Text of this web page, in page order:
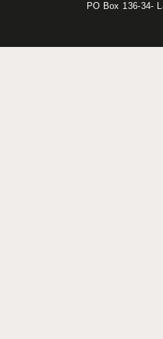
PO Box 136-34-